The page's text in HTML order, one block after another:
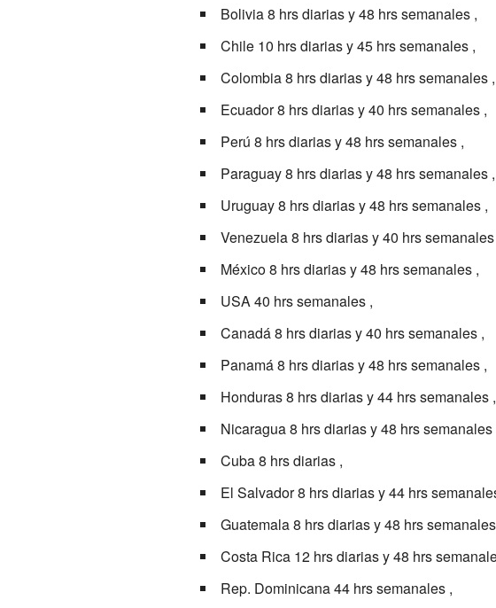
Bolivia 8 hrs diarias y 48 hrs semanales ,
Chile 10 hrs diarias y 45 hrs semanales ,
Colombia 8 hrs diarias y 48 hrs semanales ,
Ecuador 8 hrs diarias y 40 hrs semanales ,
Perú 8 hrs diarias y 48 hrs semanales ,
Paraguay 8 hrs diarias y 48 hrs semanales ,
Uruguay 8 hrs diarias y 48 hrs semanales ,
Venezuela 8 hrs diarias y 40 hrs
México 8 hrs diarias y 48 hrs semanales ,
USA 40 hrs semanales ,
Canadá 8 hrs diarias y 40 hrs semanales ,
Panamá 8 hrs diarias y 48 hrs semanales ,
Honduras 8 hrs diarias y 44 hrs semanales ,
Nicaragua 8 hrs diarias y 48 hrs semanales
Cuba 8 hrs diarias ,
El Salvador 8 hrs diarias y 44 hrs
Guatemala 8 hrs diarias y 48 hrs
Costa Rica 12 hrs diarias y 48 hrs
Rep. Dominicana 44 hrs semanales ,